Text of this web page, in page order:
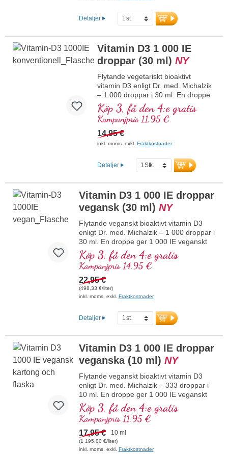
Detaljer
Vitamin D3 1 000 IE
droppar (30 ml) NY
Flytande vegetariskt bioaktivt
vitamin D3 enligt Dr. med. Michalzik
– 1 000 droppar i 30 ml. En droppe
ger 1 000 IE vitamin D3. Högsta
premiumkvalitet. Löst i skyddande
MCT-olja från kokos som odlats utan
pesticider för bättre biotillgänglighet.
Denna optimala kombination bidrar
bidrar till normal muskelfunktion
samt till immunsystemets normala
genteknik i egen kontrollerad
produktion som har funnits i 25 år,
vegetariskt, utan tillsatser och
laboratorietestat. Utvecklat av
läkare.
mer information om vitamin D3
+ K2
Köp 3, få den 4:e gratis
Kampanjpris 11,95 €
14,95 €
inkl. moms. exkl. Fraktkostnader
Detaljer
Vitamin D3 1 000 IE droppar
vegansk (30 ml) NY
Flytande veganskt bioaktivt vitamin D3
enligt Dr. med. Michalzik – 1 000 droppar i
30 ml. En droppe ger 1 000 IE veganskt
vitamin D3. Högsta premiumkvalitet från
högkvalitativa kontrollerade lavar (inte
från alger!) helt växtbaserat, 100 %
veganskt. Löst i skyddande kokos-MCT-
olja, odlad utan pesticider, för bättre
biotillgänglighet. Denna optimala
benstomme, bidrar till normal
muskelfunktion samt till immunsystemets
utan genteknik i egen kontrollerad
produktion som har funnits i 25 år,
veganskt, utan tillsatser och
mer information om vitamin D3 + K2
Köp 3, få den 4:e gratis
Kampanjpris 14,95 €
22,95 €
(498,33 €/liter)
inkl. moms. exkl. Fraktkostnader
Detaljer
Vitamin D3 1 000 IE droppar
veganska (10 ml) NY
Flytande veganskt bioaktivt vitamin D3
enligt Dr. med. Michalzik – 333 droppar i
10 ml. En droppe ger 1 000 IE veganskt
vitamin D3. Högsta premiumkvalitet från
högkvalitativa kontrollerade lavar (inte
från alger!) helt växtbaserat 100 %
veganskt. Upplöst i skyddande kokos-
MCT-olja odlad utan pesticider för bättre
biotillgänglighet. Denna optimala
Köp 3, få den 4:e gratis
Kampanjpris 11,95 €
17,95 € 10 ml
(1 195,00 €/liter)
inkl. moms. exkl. Fraktkostnader